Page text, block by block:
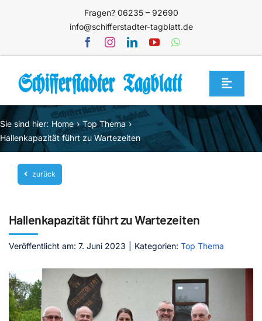
Fragen? 06235 – 92690
info@schifferstadter-tagblatt.de
Toggle
Home
Themen
Blog
Unternehmen
Mediathek
Kontakt
Sie sind hier: Home
Top Thema
Hallenkapazität führt zu Wartezeiten
zurück
Hallenkapazität führt zu Wartezeiten
Veröffentlicht am: 7. Juni 2023 Kategorien: Top Thema